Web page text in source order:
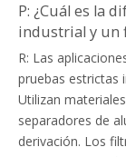
P: ¿Cuál es la
industrial y un
R: Las
pruebas estrictas
Utilizan
separadores de
derivación. Los